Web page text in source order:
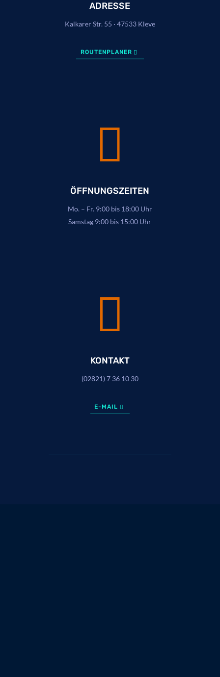
ADRESSE
Kalkarer Str. 55 · 47533 Kleve
ROUTENPLANER

ÖFFNUNGSZEITEN
Mo. – Fr. 9:00 bis 18:00 Uhr
Samstag 9:00 bis 15:00 Uhr

KONTAKT
(02821) 7 36 10 30
E-MAIL